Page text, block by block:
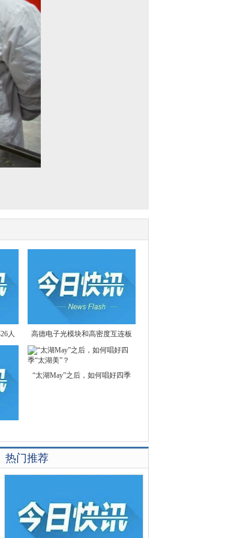
人 高德电子光模块和高密度互连板
“太湖May”之后，如何唱好四季
热门推荐